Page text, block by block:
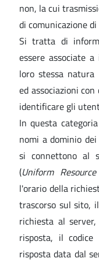
non, la cui
di comunicazione
Si tratta di
essere associate
loro stessa natura
ed associazioni
identificare gli
In questa
nomi a dominio
si connettono al
(Uniform
l'orario della
trascorso sul sito,
richiesta al
risposta, il
risposta data dal